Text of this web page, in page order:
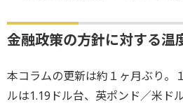
金融政策の方針に対する温
本コラムの更新は約１ヶ月ぶり。
ルは1.19ドル台、英ポンド／米ド